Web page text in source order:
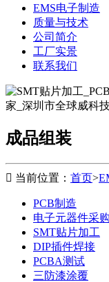
EMS电子制造
质量与技术
公司简介
工厂实景
联系我们
成品组装
 当前位置： 首页>
PCB制造
电子元器件采购
SMT贴片加工
DIP插件焊接
PCBA测试
三防漆涂覆